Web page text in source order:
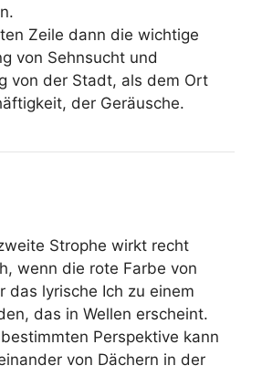
Zeile dann die wichtige
von Sehnsucht und
von der Stadt, als dem Ort
der Geräusche.
Strophe wirkt recht
wenn die rote Farbe von
das lyrische Ich zu einem
das in Wellen erscheint.
Perspektive kann
von Dächern in der